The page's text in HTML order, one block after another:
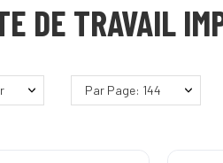
DE TRAVAIL
Par Page: 144